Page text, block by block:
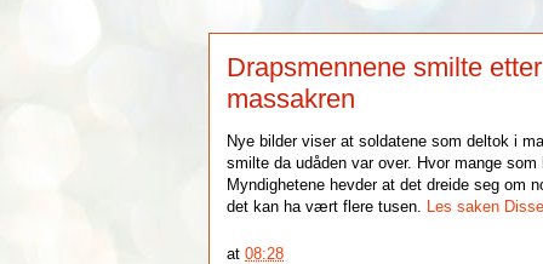
Drapsmennene smilte
massakren
Nye bilder viser at soldatene som deltok i
smilte da udåden var over. Hvor mange
Myndighetene hevder at det dreide seg om
det kan ha vært flere tusen. Les saken
at08:28